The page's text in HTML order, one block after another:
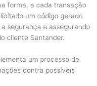
forma, a cada transação
um código gerado
segurança e assegurando
cliente Santander.
um processo de
contra possíveis